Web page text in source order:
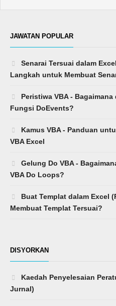
JAWATAN POPULAR
Senarai Tersuai dalam
Langkah untuk Membuat
Peristiwa VBA -
Fungsi DoEvents?
Kamus VBA - Panduan
VBA Excel
Gelung Do VBA -
VBA Do Loops?
Buat Templat dalam Excel
Membuat Templat Tersuai?
DISYORKAN
Kaedah Penyelesaian
Jurnal)